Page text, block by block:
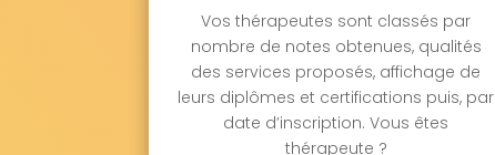
Vos thérapeutes sont classés par
nombre de notes obtenues, qualités
des services proposés, affichage de
leurs diplômes et certifications puis, par
date d’inscription. Vous êtes
thérapeute ?